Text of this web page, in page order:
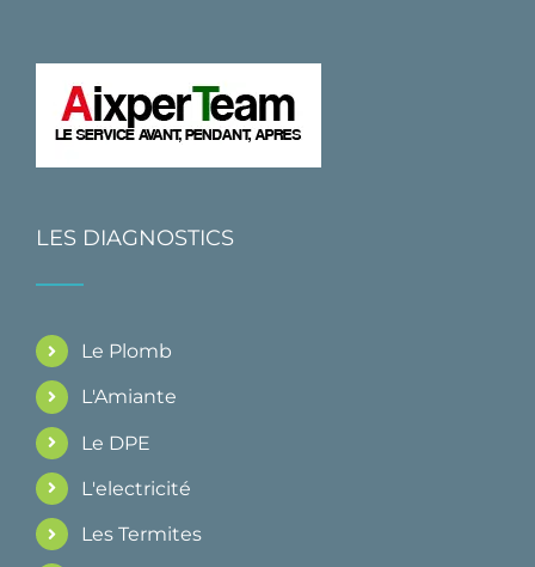
LES DIAGNOSTICS
Le Plomb
L'Amiante
Le DPE
L'electricité
Les Termites